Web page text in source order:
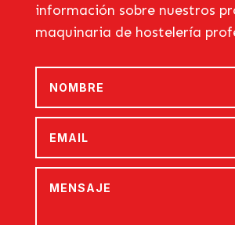
información sobre nuestros
maquinaria de hostelería